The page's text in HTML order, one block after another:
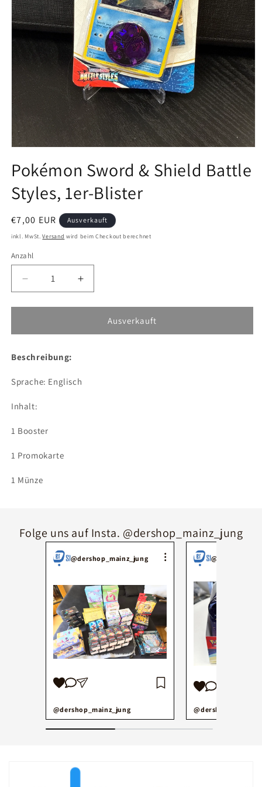
in
Modal
öffnen
Pokémon Sword & Shield Battle
Styles, 1er-Blister
Normaler
Preis
€7,00 EUR Ausverkauft
inkl. MwSt.Versand wird beim Checkout berechnet
Anzahl
Verringere
die
Menge
Pokémon
&amp;
Battle
1er-
Erhöhe
die
Menge
Pokémon
Battle
Ausverkauft
Beschreibung:
Sprache: Englisch
Inhalt:
1 Booster
1 Promokarte
1 Münze
Folge uns auf Insta. @dershop_mainz_jung
@dershop_mainz_jung
@dershop_mainz_jung